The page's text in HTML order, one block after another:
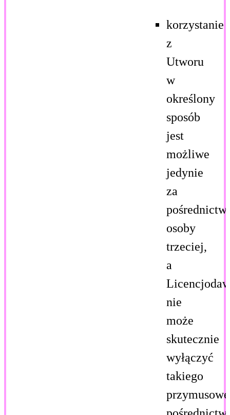
korzystanie
z
Utworu
w
określony
sposób
jest
możliwe
jedynie
za
osoby
trzeciej,
a
nie
może
skutecznie
wyłączyć
takiego